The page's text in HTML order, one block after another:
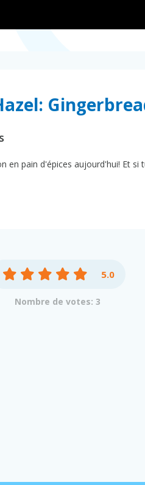
en pain d'épices aujourd'hui! Et si
5.0
Nombre de votes: 3